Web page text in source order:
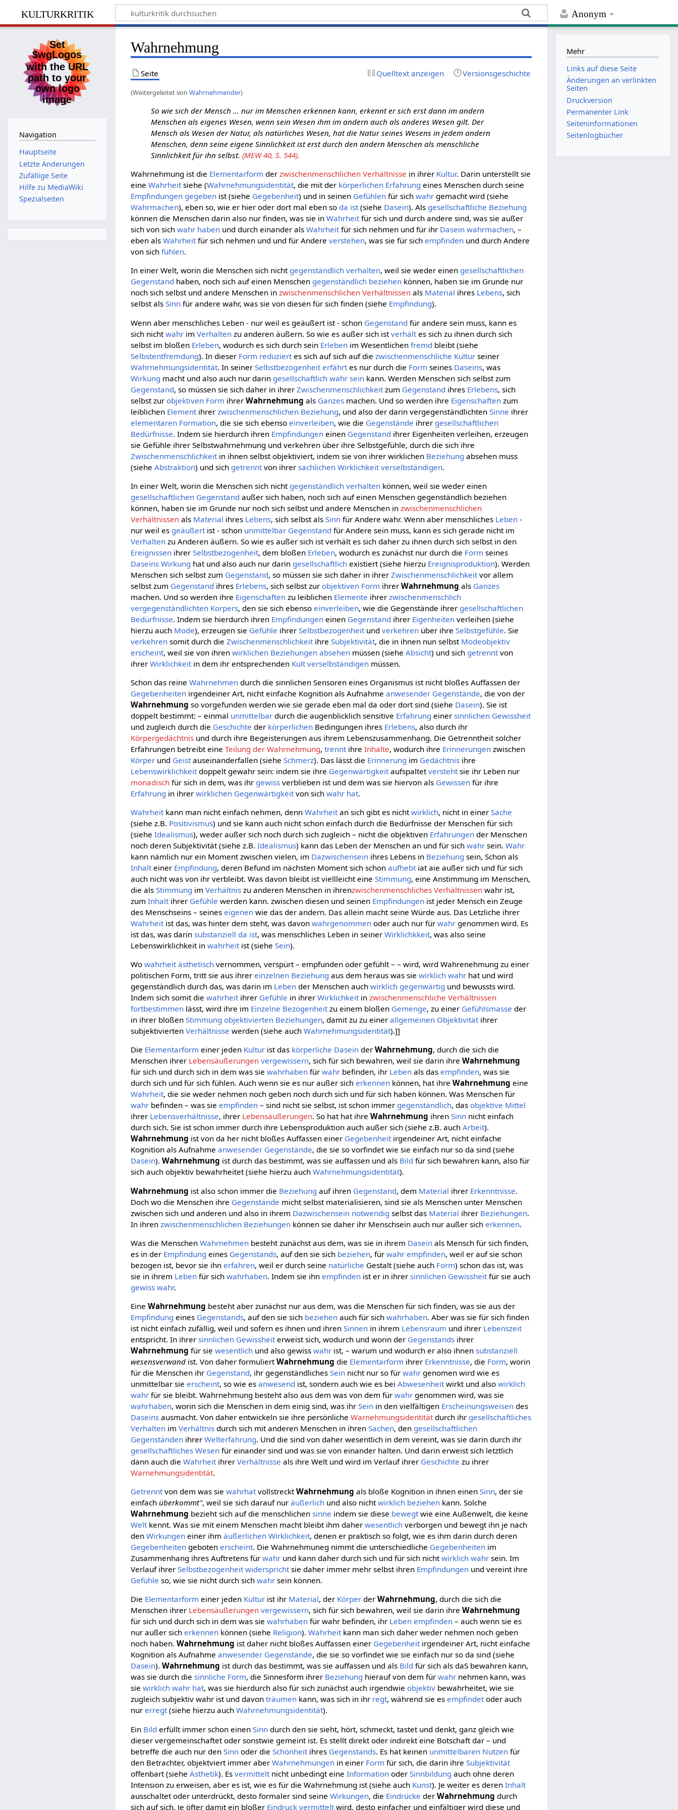
Anonym
kulturkritik
Wahrnehmung
Seite Quelltext anzeigen Versionsgeschichte
(Weitergeleitet vonWahrnehmender)
So wie sich der Mensch ... nur im Menschen erkennen kann, erkennt er sich erst dann im andern
Menschen als eigenes Wesen, wenn sein Wesen ihm im andern auch als anderes Wesen gilt. Der
Mensch als Wesen der Natur, als natürliches Wesen, hat die Natur seines Wesens in jedem andern
Menschen, denn seine eigene Sinnlichkeit ist erst durch den andern Menschen als menschliche
Sinnlichkeit für ihn selbst.(MEW 40, S. 544).
Wahrnehmung ist die Elementarform derzwischenmenschlichen Verhältnisse in ihrer Kultur. Darin unterstellt sie
eineWahrheitsiehe (Wahrnehmungsidentität, die mit der körperlichen Erfahrung eines Menschen durch seine
Empfindungen gegeben ist (siehe Gegebenheit) und in seinen Gefühlen für sichwahr gemacht wird (siehe
Wahrmachen), eben so, wie er hier oder dort mal eben so da ist(siehe Dasein). Als gesellschaftliche Beziehung
können die Menschen darin also nur finden, was sie inWahrheitfür sich und durch andere sind, was sie außer
sich von sichwahr haben und durch einander alsWahrheitfür sich nehmen und für ihr Dasein wahrmachen, –
eben alsWahrheitfür sich nehmen und und für Andereverstehen, was sie für sichempfinden und durch Andere
von sichfühlen.
In einer Welt, worin die Menschen sich nicht gegenständlich verhalten, weil sie weder einen gesellschaftlichen
Gegenstand haben, noch sich auf einen Menschen gegenständlich beziehen können, haben sie im Grunde nur
noch sich selbst und andere Menschen inzwischenmenschlichen Verhältnissen als Material ihres Lebens, sich
selbst alsSinn für andere wahr, was sie von diesen für sich finden (siehe Empfindung).
Wenn aber menschliches Leben - nur weil es geäußert ist - schon Gegenstand für andere sein muss, kann es
sich nichtwahr imVerhalten zu anderen äußern. So wie es außer sich istverhält es sich zu ihnen durch sich
selbst im bloßen Erleben, wodurch es sich durch sein Erleben im Wesentlichenfremd bleibt (siehe
Selbstentfremdung). In dieser Form reduziert es sich auf sich auf diezwischenmenschliche Kultur seiner
Wahrnehmungsidentität. In seinerSelbstbezogenheit erfährt es nur durch die Form seines Daseins, was
Wirkung macht und also auch nur darin gesellschaftlich wahr sein kann. Werden Menschen sich selbst zum
Gegenstand, so müssen sie sich daher in ihrerZwischenmenschlichkeit zum Gegenstand ihres Erlebens, sich
selbst zurobjektiven Form ihrerWahrnehmung als Ganzes machen. Und so werden ihre Eigenschaften zum
leiblichen Element ihrerzwischenmenschlichen Beziehung, und also der darin vergegenständlichtenSinne ihrer
elementaren Formation, die sie sich ebensoeinverleiben, wie die Gegenstände ihrer gesellschaftlichen
Bedürfnisse. Indem sie hierdurch ihren Empfindungen einen Gegenstand ihrer Eigenheiten verleihen, erzeugen
sie Gefühle ihrer Selbstwahrnehmung und verkehren über ihre Selbstgefühle, durch die sich ihre
Zwischenmenschlichkeit in ihnen selbst objektiviert, indem sie von ihrer wirklichen Beziehung absehen muss
(sieheAbstraktion) und sich getrennt von ihrersachlichen Wirklichkeit verselbständigen.
In einer Welt, worin die Menschen sich nicht gegenständlich verhalten können, weil sie weder einen
gesellschaftlichen Gegenstand außer sich haben, noch sich auf einen Menschen gegenständlich beziehen
können, haben sie im Grunde nur noch sich selbst und andere Menschen inzwischenmenschlichen
Verhältnissen als Material ihres Lebens, sich selbst alsSinn für Andere wahr. Wenn aber menschliches Leben -
nur weil es geäußert ist - schon unmittelbar Gegenstand für Andere sein muss, kann es sich gerade nicht im
Verhalten zu Anderen äußern. So wie es außer sich ist verhält es sich daher zu ihnen durch sich selbst in den
Ereignissen ihrerSelbstbezogenheit, dem bloßen Erleben, wodurch es zunächst nur durch die Form seines
Daseins Wirkung hat und also auch nur darin gesellschaftlich existiert (siehe hierzu Ereignisproduktion). Werden
Menschen sich selbst zum Gegenstand, so müssen sie sich daher in ihrerZwischenmenschlichkeit vor allem
selbst zum Gegenstand ihres Erlebens, sich selbst zurobjektiven Form ihrerWahrnehmung als Ganzes
machen. Und so werden ihre Eigenschaften zu leiblichen Elemente ihrerzwischenmenschlich
vergegenständlichten Korpers, den sie sich ebensoeinverleiben, wie die Gegenstände ihrer gesellschaftlichen
Bedürfnisse. Indem sie hierdurch ihren Empfindungen einen Gegenstand ihrer Eigenheiten verleihen (siehe
hierzu auch Mode), erzeugen sie Gefühle ihrerSelbstbezogenheit undverkehren über ihreSelbstgefühle. Sie
verkehren somit durch dieZwischenmenschlichkeit ihreSubjektivität, die in ihnen nun selbst Modeobjektiv
erscheint, weil sie von ihrenwirklichen Beziehungen absehen müssen (sieheAbsicht) und sich getrennt von
ihrerWirklichkeit in dem ihr entsprechenden Kult verselbständigen müssen.
Schon das reineWahrnehmen durch die sinnlichen Sensoren eines Organismus ist nicht bloßes Auffassen der
Gegebenheiten irgendeiner Art, nicht einfache Kognition als Aufnahmeanwesender Gegenstände, die von der
Wahrnehmung so vorgefunden werden wie sie gerade eben mal da oder dort sind (siehe Dasein). Sie ist
doppelt bestimmt: – einmal unmittelbar durch die augenblicklich sensitive Erfahrung einersinnlichen Gewissheit
und zugleich durch die Geschichte der körperlichen Bedingungen ihres Erlebens, also durch ihr
Körpergedächtnis und durch ihre Begeisterungen aus ihrem Lebenszusammenhang. Die Getrenntheit solcher
Erfahrungen betreibt eineTeilung der Wahrnehmung,trennt ihreInhalte, wodurch ihre Erinnerungen zwischen
Körper und Geist auseinanderfallen (sieheSchmerz). Das lässt die Erinnerung im Gedächtnis ihre
Lebenswirklichkeit doppelt gewahr sein: indem sie ihre Gegenwärtigkeit aufspaltetversteht sie ihr Leben nur
monadisch für sich in dem, was ihr gewiss verblieben ist und dem was sie hiervon als Gewissen für ihre
Erfahrung in ihrerwirklichen Gegenwärtigkeit von sichwahr hat.
Wahrheitkann man nicht einfach nehmen, dennWahrheitan sich gibt es nichtwirklich, nicht in einerSache
(siehe z.B. Positivismus) und sie kann auch nicht schon einfach durch die Bedürfnisse der Menschen für sich
(sieheIdealismus), weder außer sich noch durch sich zugleich – nicht die objektiven Erfahrungen der Menschen
noch deren Subjektivität (siehe z.B.Idealismus) kann das Leben der Menschen an und für sichwahr sein.Wahr
kann nämlich nur ein Moment zwischen vielen, im Dazwischensein ihres Lebens in Beziehung sein, Schon als
Inhalteiner Empfindung, deren Befund im nächsten Moment sich schonaufhebtiat aie außer sich und für sich
auch nicht was von ihr verbleibt. Was davon bleibt ist viellleicht eineStimmung, eine Anstimmung im Menschen,
die alsStimmung imVerhältnis zu anderen Menschen in ihrenzwischenmenschliches Verhältnissen wahr ist,
zumInhaltihrer Gefühle werden kann. zwischen diesen und seinen Empfindungen ist jeder Mensch ein Zeuge
des Menschseins – seineseigenen wie das der andern. Das allein macht seine Würde aus. Das Letzliche ihrer
Wahrheitist das, was hinter dem steht, was davonwahrgenommen oder auch nur fürwahr genommen wird. Es
ist das, was darinsubstanziell da ist, was menschliches Leben in seinerWirklichkkeit, was also seine
Lebenswirklichkeit inwahrheitist (sieheSein).
Wowahrheit ästhetisch vernommen, verspürt – empfunden oder gefühlt – – wird, wird Wahrenehmung zu einer
politischen Form, tritt sie aus ihrereinzelnen Beziehung aus dem heraus was siewirklich wahr hat und wird
gegenständlich durch das, was darin im Leben der Menschen auchwirklich gegenwärtig und bewussts wird.
Indem sich somit diewahrheitihrer Gefühle in ihrerWirklichkeitinzwischenmenschliche Verhältnissen
fortbestimmen lässt, wird ihre im Einzelne Bezogenheitzu einem bloßen Gemenge, zu einer Gefühlsmasse der
in ihrer bloßenStimmung objektivierten Beziehungen, damit zu zu einerallgemeinen Objektivitätihrer
subjektiviertenVerhältnisse werden (siehe auchWahrnehmungsidentität).]]
Die Elementarform einer jeden Kultur ist das körperliche Dasein derWahrnehmung, durch die sich die
Menschen ihrer Lebensäußerungen vergewissern, sich für sich bewahren, weil sie darin ihreWahrnehmung
für sich und durch sich in dem was siewahrhaben fürwahr befinden, ihr Leben als dasempfinden, was sie
durch sich und für sich fühlen. Auch wenn sie es nur außer sicherkennen können, hat ihreWahrnehmung eine
Wahrheit, die sie weder nehmen noch geben noch durch sich und für sich haben können. Was Menschen für
wahr befinden – was sieempfinden – sind nicht sie selbst, ist schon immer gegenständlich, dasobjektive Mittel
ihrer Lebensverhältnisse, ihrer Lebensäußerungen. So hat hat ihreWahrnehmung ihrenSinn nicht einfach
durch sich. Sie ist schon immer durch ihre Lebensproduktion auch außer sich (siehe z.B. auchArbeit).
Wahrnehmung ist von da her nicht bloßes Auffassen einer Gegebenheitirgendeiner Art, nicht einfache
Kognition als Aufnahmeanwesender Gegenstände, die sie so vorfindet wie sie einfach nur so da sind (siehe
Dasein).Wahrnehmung ist durch das bestimmt, was sie auffassen und als Bild für sich bewahren kann, also für
sich auch objektiv bewahrheitet (siehe hierzu auchWahrnehmungsidentität).
Wahrnehmung ist also schon immer die Beziehung auf ihren Gegenstand, dem Material ihrer Erkenntnisse.
Doch wo die Menschen ihre Gegenstände micht selbst materialisieren, sind sie als Menschen unter Menschen
zwischen sich und anderen und also in ihrem Dazwischensein notwendig selbst das Material ihrer Beziehungen.
In ihrenzwischenmenschlichen Beziehungen können sie daher ihr Menschsein auch nur außer sicherkennen.
Was die MenschenWahrnehmen besteht zunächst aus dem, was sie in ihrem Dasein als Mensch für sich finden,
es in der Empfindung eines Gegenstands, auf den sie sich beziehen, fürwahr empfinden, weil er auf sie schon
bezogen ist, bevor sie ihnerfahren, weil er durch seine natürliche Gestalt (siehe auch Form) schon das ist, was
sie in ihrem Leben für sichwahrhaben. Indem sie ihnempfinden ist er in ihrersinnlichen Gewissheit für sie auch
gewiss wahr.
EineWahrnehmung besteht aber zunächst nur aus dem, was die Menschen für sich finden, was sie aus der
Empfindung eines Gegenstands, auf den sie sich beziehen auch für sichwahrhaben. Aber was sie für sich finden
ist nicht einfach zufällig, weil und sofern es ihnen und ihrenSinnen in ihrem Lebensraum und ihrer Lebenszeit
entspricht. In ihrersinnlichen Gewissheiterweist sich, wodurch und worin der Gegenstands ihrer
Wahrnehmung für siewesentlich und also gewisswahr ist, – warum und wodurch er also ihnensubstanziell
wesensverwand ist. Von daher formuliertWahrnehmung die Elementarform ihrer Erkenntnisse, die Form, worin
für die Menschen ihr Gegenstand, ihr gegenständlichesSein nicht nur so fürwahr genomen wird wie es
unmittelbar sieerscheint, so wie esanwesend ist, sondern auch wie es beiAbwesenheitwirkt und alsowirklich
wahr für sie bleibt. Wahrnehmung besteht also aus dem was von dem fürwahr genommen wird, was sie
wahrhaben, worin sich die Menschen in dem einig sind, was ihrSein in den vielfältigen Erscheinungsweisen des
Daseins ausmacht. Von daher entwickeln sie ihre persönlicheWarnehmungsidentitätdurch ihr gesellschaftliches
Verhalten imVerhältnis durch sich mit anderen Menschen in ihrenSachen, den gesellschaftlichen
Gegenständen ihrerWelterfahrung. Und die sind von daher wesentlich in dem vereint, was sie darin durch ihr
gesellschaftliches Wesen für einander sind und was sie von einander halten. Und darin erweist sich letztlich
dann auch dieWahrheitihrerVerhältnisse als ihre Welt und wird im Verlauf ihrer Geschichte zu ihrer
Warnehmungsidentität.
Getrenntvon dem was siewahrhatvollstrecktWahrnehmung als bloße Kognition in ihnen einenSinn, der sie
einfachüberkommt'', weil sie sich darauf nuräußerlich und also nichtwirklich beziehen kann. Solche
Wahrnehmung bezieht sich auf die menschlichensinne indem sie diese bewegtwie eine Außenwelt, die keine
Weltkennt. Was sie mit einem Menschen macht bleibt ihm daherwesentlich verborgen und bewegt ihn je nach
denWirkungen einer ihmäußerlichen Wirklichkeit, denen er praktisch so folgt, wie es ihm darin durch deren
Gegebenheiten gebotenerscheint. Die Wahrnehmuneg nimmt die unterschiedliche Gegebenheiten im
Zusammenhang ihres Auftretens fürwahr und kann daher durch sich und für sich nichtwirklich wahr sein. Im
Verlauf ihrerSelbstbezogenheit widersprichtsie daher immer mehr selbst ihren Empfindungen und vereint ihre
Gefühle so, wie sie nicht durch sichwahr sein können.
Die Elementarform einer jeden Kultur ist ihr Material, der Körper derWahrnehmung, durch die sich die
Menschen ihrer Lebensäußerungen vergewissern, sich für sich bewahren, weil sie darin ihreWahrnehmung
für sich und durch sich in dem was siewahrhaben für wahr befinden, ihr Leben empfinden – auch wenn sie es
nur außer sicherkennen können (siehe Religion).Wahrheitkann man sich daher weder nehmen noch geben
noch haben.Wahrnehmung ist daher nicht bloßes Auffassen einer Gegebenheitirgendeiner Art, nicht einfache
Kognition als Aufnahmeanwesender Gegenstände, die sie so vorfindet wie sie einfach nur so da sind (siehe
Dasein).Wahrnehmung ist durch das bestimmt, was sie auffassen und als Bild für sich als daS bewahren kann,
was sie durch diesinnliche Form, die Sinnesform ihrer Beziehung hierauf von dem fürwahr nehmen kann, was
siewirklich wahr hat, was sie hierdurch also für sich zunächst auch irgendwieobjektiv bewahrheitet, wie sie
zugleich subjektiv wahr ist und davonträumen kann, was sich in ihr regt, während sie esempfindetoder auch
nurerregt(siehe hierzu auchWahrnehmungsidentität).
Ein Bild erfüllt immer schon einenSinn durch den sie sieht, hört, schmeckt, tastet und denkt, ganz gleich wie
dieser vergemeinschaftet oder sonstwie gemeint ist. Es stellt direkt oder indirekt eine Botschaft dar – und
betreffe die auch nur denSinn oder dieSchönheit ihres Gegenstands. Es hat keinen unmittelbaren Nutzen für
den Betrachter, objektviert immer aberWahrnehmungen in einer Form für sich, die darin ihreSubjektivität
offenbart (sieheÄsthetik). Esvermittelt nicht unbedingt eineInformation oderSinnbildung auch ohne deren
Intension zu erweisen, aber es ist, wie es für die Wahrnehmung ist (siehe auch Kunst). Je weiter es derenInhalt
ausschaltet oder unterdrückt, desto formaler sind seineWirkungen, die Eindrücke derWahrnehmung durch
sich auf sich. Je öfter damit ein bloßer Eindruck vermittelt wird, desto einfacher und einfältiger wird diese und
Navigation
Hauptseite
Letzte Änderungen
Zufällige Seite
Hilfe zu MediaWiki
Spezialseiten
Mehr
Links auf diese Seite
Änderungen an verlinkten
Seiten
Druckversion
Permanenter Link
Seiten­­informationen
Seitenlogbücher